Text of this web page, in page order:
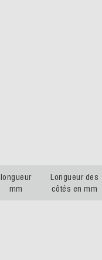
longueur
mm
Longueur des
côtés en mm